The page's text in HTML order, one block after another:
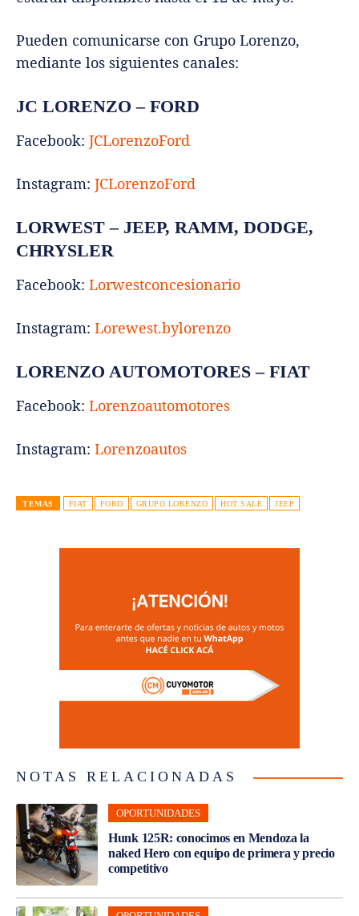
Pueden comunicarse con Grupo Lorenzo,
mediante los siguientes canales:
JC LORENZO – FORD
Facebook: JCLorenzoFord
Instagram: JCLorenzoFord
LORWEST – JEEP, RAMM, DODGE,
CHRYSLER
Facebook: Lorwestconcesionario
Instagram: Lorewest.bylorenzo
LORENZO AUTOMOTORES – FIAT
Facebook: Lorenzoautomotores
Instagram: Lorenzoautos
TEMAS FIAT FORD GRUPO LORENZO HOT SALE JEEP
NOTAS RELACIONADAS
OPORTUNIDADES
Hunk 125R: conocimos en Mendoza la
naked Hero con equipo de primera y precio
competitivo